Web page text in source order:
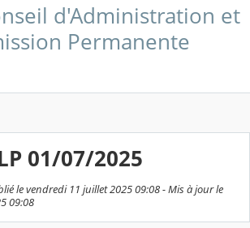
d'Administration et
Permanente
01/07/2025
le vendredi 11 juillet 2025 09:08 - Mis à jour le
09:08